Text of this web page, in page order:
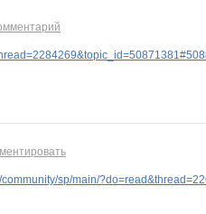
community/sp/main/